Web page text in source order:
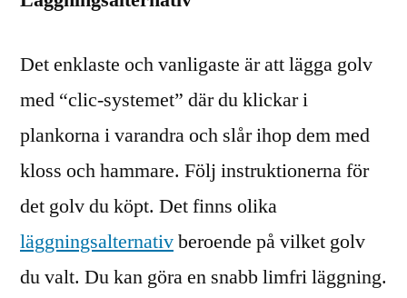
Det enklaste och vanligaste är att lägga golv
med “clic-systemet” där du klickar i
plankorna i varandra och slår ihop dem med
kloss och hammare. Följ instruktionerna för
det golv du köpt. Det finns olika
läggningsalternativberoende på vilket golv
du valt. Du kan göra en snabb limfri läggning.